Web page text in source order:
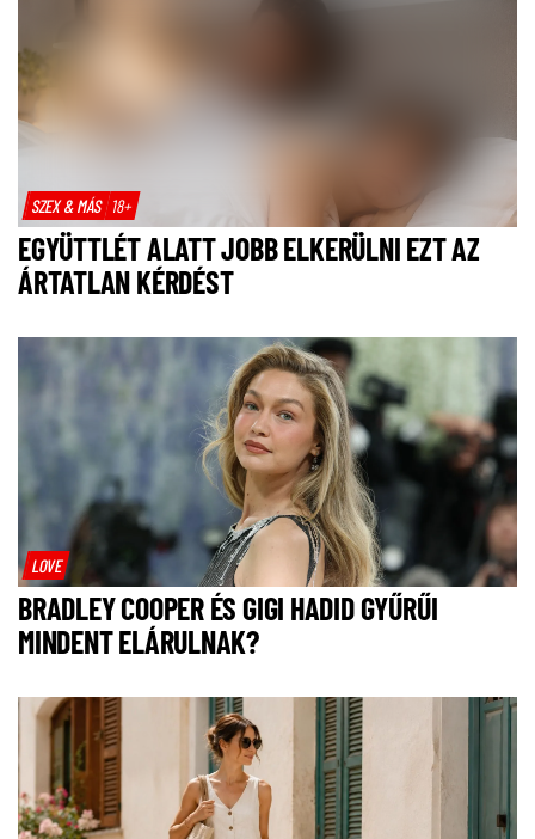
SZEX & MÁS 18+
EGYÜTTLÉT ALATT JOBB ELKERÜLNI EZT AZ
ÁRTATLAN KÉRDÉST
LOVE
BRADLEY COOPER ÉS GIGI HADID GYŰRŰI
MINDENT ELÁRULNAK?